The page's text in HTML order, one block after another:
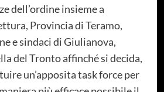
dell’ordine insieme a
Provincia di Teramo,
e sindaci di Giulianova,
del Tronto affinché si decida,
un’apposita task force per